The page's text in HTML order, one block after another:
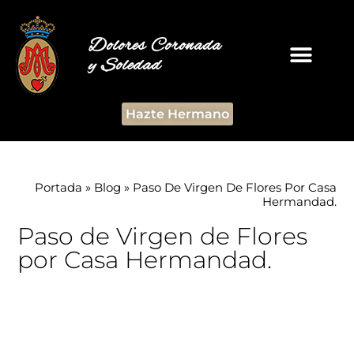
Dolores Coronada
y Soledad
Hazte Hermano
Portada » Blog » Paso De Virgen De Flores Por Casa
Hermandad.
Paso de Virgen de Flores
por Casa Hermandad.